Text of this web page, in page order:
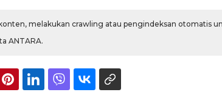
melakukan crawling atau pengindeksan otomatis
ANTARA.